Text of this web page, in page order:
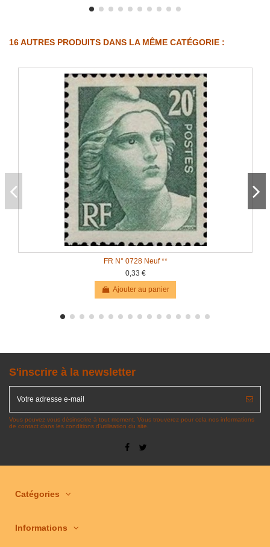
16 AUTRES PRODUITS DANS LA MÊME CATÉGORIE :
FR N° 0728 Neuf **
0,33 €
Ajouter au panier
S'inscrire à la newsletter
Vous pouvez vous désinscrire à tout moment. Vous trouverez pour cela nos informations
de contact dans les conditions d'utilisation du site.
Catégories
Informations